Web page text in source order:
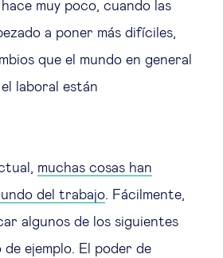
muy poco, cuando las
a poner más difíciles,
que el mundo en general
laboral están
muchas cosas han
del trabajo . Fácilmente,
algunos de los siguientes
ejemplo. El poder de